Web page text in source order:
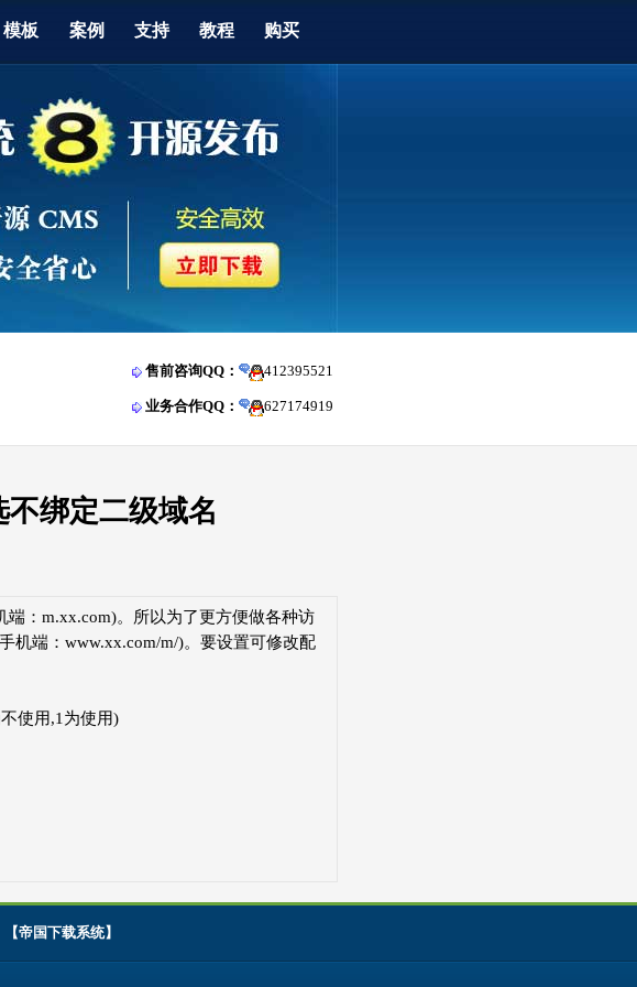
模板 案例 支持 教程 购买
售前咨询QQ： 412395521
业务合作QQ： 627174919
绑定二级域名
：m.xx.com)。所以为了更方便做各种访
机端：www.xx.com/m/)。要设置可修改配
使用,1为使用)
帝国下载系统】